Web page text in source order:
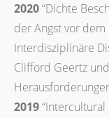
2020“Dichte
der Angst vor dem
Interdisziplinäre
Clifford Geertz
2019